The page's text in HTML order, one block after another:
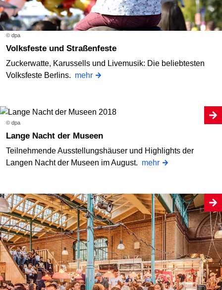
© dpa
Volksfeste und Straßenfeste
Zuckerwatte, Karussells und Livemusik: Die beliebtesten
Volksfeste Berlins. mehr
© dpa
Lange Nacht der Museen
Teilnehmende Ausstellungshäuser und Highlights der
Langen Nacht der Museen im August. mehr